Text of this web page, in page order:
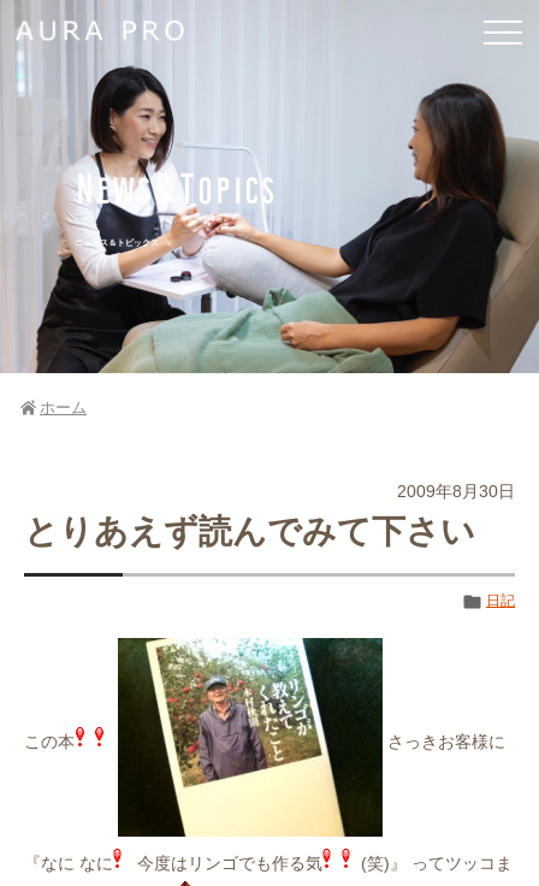
News&Topics
ニュース＆トピックス
ホーム
2009年8月30日
とりあえず読んでみて下さい
日記
この本 さっきお客様に
『なに なに 今度はリンゴでも作る気
(笑)』 ってツッコま